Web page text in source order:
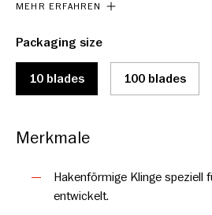
geliefert. Der Spender passt in den
aufbewahrt werden, um den
(Auch als großformatiger Spender mit
MEHR ERFAHREN
Packaging size
10 blades 100 blades
Merkmale
Hakenförmige Klinge speziell
entwickelt.